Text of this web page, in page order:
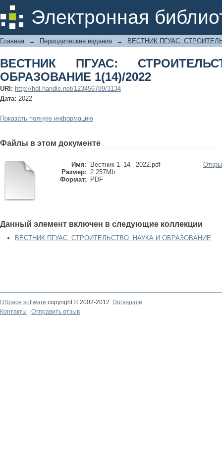
Электронная
ВЕСТНИК ПГУАС: СТРОИТЕЛЬСТВО,
Главная → Периодические издания → ВЕСТНИК ПГУАС:
ВЕСТНИК ПГУАС:
ОБРАЗОВАНИЕ 1(14)/2022
URI: http://hdl.handle.net/123456789/3134
Дата: 2022
Показать полную информацию
Файлы в этом документе
Имя:
Вестник 1_14_ 2022.pdf
Размер: 2.257Mb
Формат:
PDF
Данный элемент включен в следующие коллекции
ВЕСТНИК ПГУАС: СТРОИТЕЛЬСТВО, НАУКА И ОБРАЗОВАНИЕ
DSpace software copyright © 2002-2012
Duraspace
Контакты
Отправить отзыв